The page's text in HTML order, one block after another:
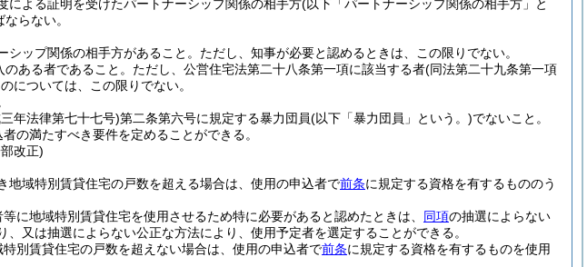
よる証明を受けたパートナーシップ関係の相手方(以下「パートナーシップ関係の相手方」と
らない。
ップ関係の相手方があること。 ただし、知事が必要と認めるときは、この限りでない。
ある者であること。 ただし、公営住宅法第二十八条第一項に該当する者(同法第二十九条第一項
については、この限りでない。
年法律第七十七号)第二条第六号に規定する暴力団員(以下「暴力団員」という。)でないこと。
者の満たすべき要件を定めることができる。
改正)
域特別賃貸住宅の戸数を超える場合は、使用の申込者で前条に規定する資格を有するもののう
に地域特別賃貸住宅を使用させるため特に必要があると認めたときは、 同項の抽選によらない
又は抽選によらない公正な方法により、使用予定者を選定することができる。
別賃貸住宅の戸数を超えない場合は、使用の申込者で前条に規定する資格を有するものを使用